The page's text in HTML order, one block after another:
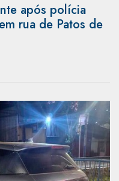
após polícia
rua de Patos de